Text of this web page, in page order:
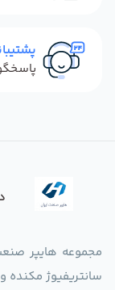
مجموعه هایپر
سانتریفیوژ مکنده